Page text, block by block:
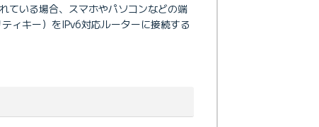
ている場合、スマホやパソコンなどの端
ィキー）をIPv6対応ルーターに接続する